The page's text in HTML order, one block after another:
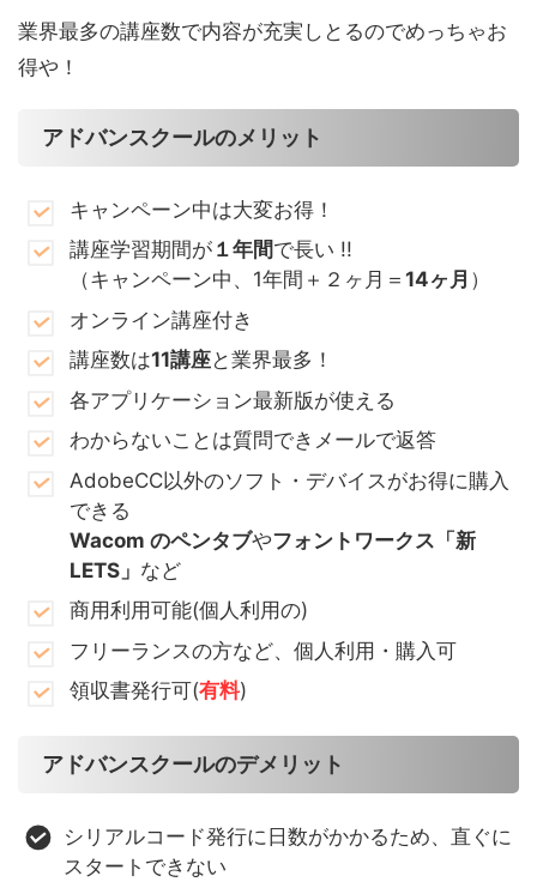
業界最多の講座数で内容が充実しとるのでめっちゃお
得や！
アドバンスクールのメリット
キャンペーン中は大変お得！
講座学習期間が１年間で長い !!
（キャンペーン中、1年間＋２ヶ月＝ 14ヶ月 ）
オンライン講座付き
講座数は11講座と業界最多！
各アプリケーション最新版が使える
わからないことは質問できメールで返答
AdobeCC以外のソフト・デバイスがお得に購入
できる
Wacom のペンタブやフォントワークス「新
LETS」 など
商用利用可能(個人利用の)
フリーランスの方など、個人利用・購入可
領収書発行可(有料)
アドバンスクールのデメリット
シリアルコード発行に日数がかかるため、直ぐに
スタートできない